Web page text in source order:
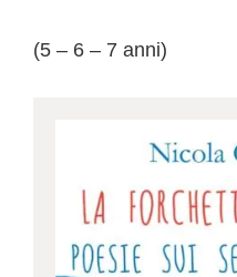
(5 – 6 – 7 anni)